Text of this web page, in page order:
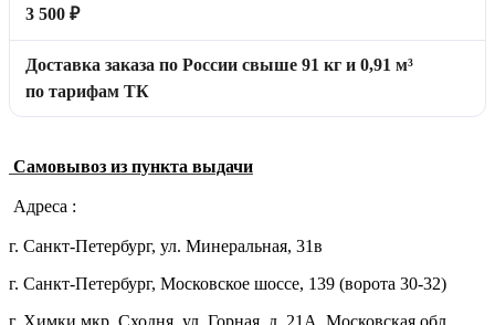
3 500 ₽
Доставка заказа по России свыше 91 кг и 0,91 м³
по тарифам ТК
Самовывоз из пункта выдачи
Адреса :
г. Санкт-Петербург, ул. Минеральная, 31в
г. Санкт-Петербург, Московское шоссе, 139 (ворота 30-32)
г. Химки мкр. Сходня, ул. Горная, д. 21А, Московская обл.